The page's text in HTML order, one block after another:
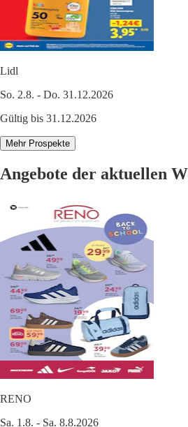
Lidl
So. 2.8. - Do. 31.12.2026
Gültig bis 31.12.2026
Mehr Prospekte
Angebote der aktuellen
RENO
Sa. 1.8. - Sa. 8.8.2026